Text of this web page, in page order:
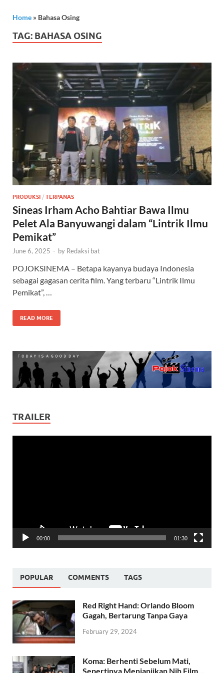
Home » Bahasa Osing
TAG: BAHASA OSING
PRODUKSI / TERPANAS
Sineas Irham Acho Bahtiar Bawa Ilmu
Pelet Ala Banyuwangi dalam “Lintrik Ilmu
Pemikat”
June 6, 2025 - by Redaksi bat
POJOKSINEMA – Betapa kayanya budaya Indonesia
sebagai gagasan cerita film. Yang terbaru “Lintrik Ilmu
Pemikat”, …
READ MORE
TRAILER
00:00 01:30
POPULAR COMMENTS TAGS
Red Right Hand: Orlando Bloom
Gagah, Bertarung Tanpa Gaya
February 29, 2024
Koma: Berhenti Sebelum Mati,
Sepertinya Menjanjikan Nih Film…